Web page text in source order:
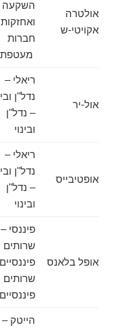
אולטרה
אקויטי-ש
השקעה
ואחזקות –
חברות
מעטפת
אול-יר
ריאלי –
נדל"ן ובינוי
– נדל"ן
ובינוי
אופטיבייס
ריאלי –
נדל"ן ובינוי
– נדל"ן
ובינוי
אופל בלאנס
פיננסי –
שרותים
פיננסיים –
שרותים
פיננסיים
הייטק –